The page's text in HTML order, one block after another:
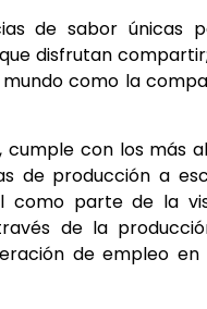
de sabor únicas
disfrutan
como la
cumple con los más
de producción a
como parte de la
de la
de empleo en